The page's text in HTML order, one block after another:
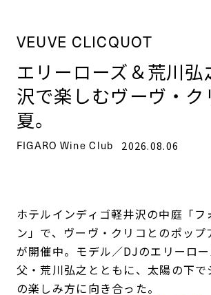
VEUVE CLICQUOT
エリーローズ＆荒川弘
沢で楽しむヴーヴ・ク
夏。
FIGARO Wine Club 2026.08.06
ホテルインディゴ軽井沢の中庭「フ
ン」で、ヴーヴ・クリコとのポップ
が開催中。モデル／DJのエリーロ
父・荒川弘之とともに、太陽の下で
の楽しみ方に向き合った。